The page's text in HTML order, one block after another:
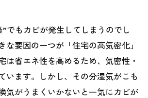
でもカビが発生してしまうのでし
な要因の一つが「住宅の高気密化」
は省エネ性を高めるため、気密性・
います。しかし、その分湿気がこも
気がうまくいかないと一気にカビが